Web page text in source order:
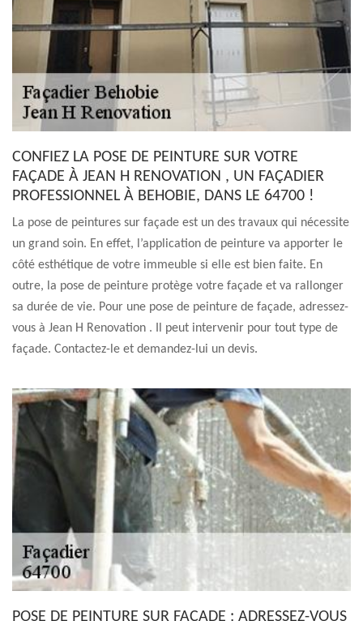
CONFIEZ LA POSE DE PEINTURE SUR VOTRE
FAÇADE À JEAN H RENOVATION , UN FAÇADIER
PROFESSIONNEL À BEHOBIE, DANS LE 64700 !
La pose de peintures sur façade est un des travaux qui nécessite
un grand soin. En effet, l’application de peinture va apporter le
côté esthétique de votre immeuble si elle est bien faite. En
outre, la pose de peinture protège votre façade et va rallonger
sa durée de vie. Pour une pose de peinture de façade, adressez-
vous à Jean H Renovation . Il peut intervenir pour tout type de
façade. Contactez-le et demandez-lui un devis.
POSE DE PEINTURE SUR FAÇADE : ADRESSEZ-VOUS